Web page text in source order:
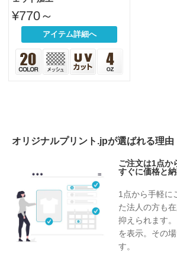
¥770～
アイテム詳細へ
オリジナルプリント.jpが選ばれる理由
ご注文は1点か
すぐに価格と
1点から手軽に
た法人の方も
抑えられます
を表示。その
す。